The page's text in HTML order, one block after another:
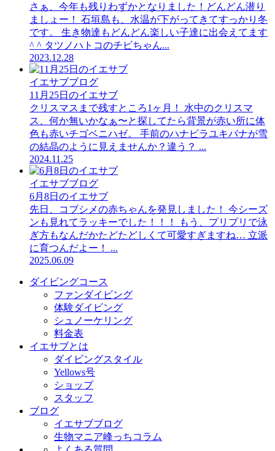
さぁ、今年も残りわずかとなりました！どんどん潜り
ましょー！ 石垣島も、水温が下がってきてすっかり冬
です。 生き物達もどんどん楽しい子達に出会えてます
^ ^ タツノハトコのチビちゃん...
2023.12.28
イエサブブログ
11月25日のイエサブ
クリスマスまで残すところ1ヶ月！ 水中のクリスマ
ス、何か無いかなぁ〜と探してたら背景が赤い所に体
色も赤いチゴベニハゼ。 手前のハナビラユキバナが雪
の結晶のように見えませんか？違う？ ...
2024.11.25
イエサブブログ
6月8日のイエサブ
先日、コブシメの赤ちゃんを発見しました！ 今シーズ
ンも見れてラッキーでした！！！ もう、プリプリで泳
ぎ方もなんだかたどたどしくて可愛すぎますね… 立派
に育つんだよー！ ...
2025.06.09
ダイビングコース
ファンダイビング
体験ダイビング
シュノーケリング
料金表
イエサブとは
ダイビングスタイル
Yellows号
ショップ
スタッフ
ブログ
イエサブブログ
生物マニア峰っちコラム